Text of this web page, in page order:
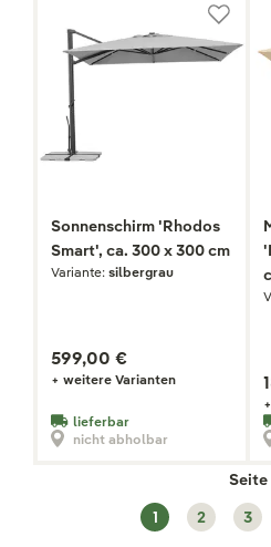
Sonnenschirm 'Rhodos
Smart', ca. 300 x 300 cm
Variante: silbergrau
599,00 €
+ weitere Varianten
lieferbar
nicht abholbar
Seite
1
2 3